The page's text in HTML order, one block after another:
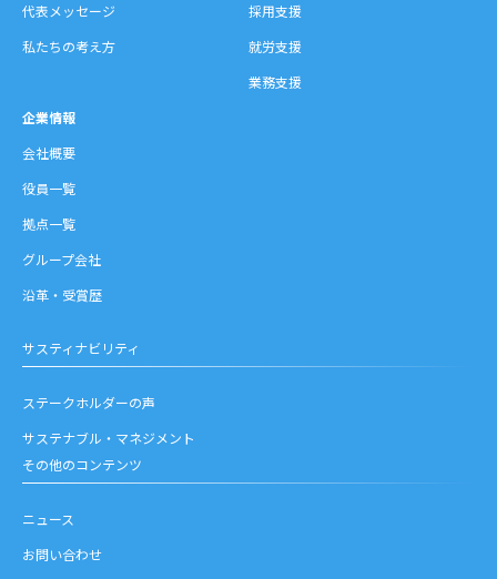
代表メッセージ
私たちの考え方
採用支援
就労支援
業務支援
企業情報
会社概要
役員一覧
拠点一覧
グループ会社
沿革・受賞歴
サスティナビリティ
ステークホルダーの声
サステナブル・マネジメント
その他のコンテンツ
ニュース
お問い合わせ